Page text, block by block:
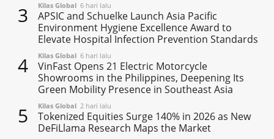
3 Kilas Global 6 hari lalu
APSIC and Schuelke Launch Asia Pacific
Environment Hygiene Excellence Award to
Elevate Hospital Infection Prevention Standards
4 Kilas Global 6 hari lalu
VinFast Opens 21 Electric Motorcycle
Showrooms in the Philippines, Deepening Its
Green Mobility Presence in Southeast Asia
5 Kilas Global 2 hari lalu
Tokenized Equities Surge 140% in 2026 as New
DeFiLlama Research Maps the Market